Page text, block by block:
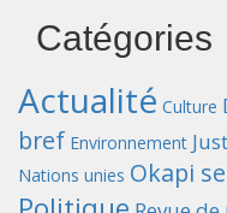
Catégories
Actualité Culture
bref Environnement
Nations unies Okapi